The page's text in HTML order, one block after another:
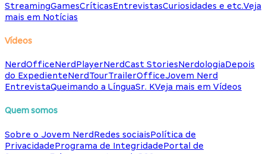
StreamingGamesCríticasEntrevistasCuriosidades e etc.Veja
mais em Notícias
Vídeos
NerdOfficeNerdPlayerNerdCast StoriesNerdologiaDepois
do ExpedienteNerdTourTrailerOfficeJovem Nerd
EntrevistaQueimando a LínguaSr. KVeja mais em Vídeos
Quem somos
Sobre o Jovem NerdRedes sociaisPolítica de
PrivacidadePrograma de IntegridadePortal de